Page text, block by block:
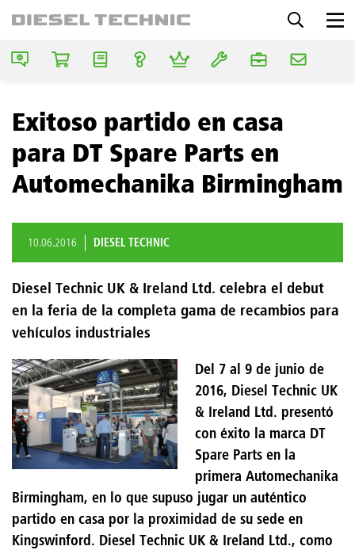
Exitoso partido en casa
para DT Spare Parts en
Automechanika Birmingham
10.06.2016 DIESEL TECHNIC
Diesel Technic UK & Ireland Ltd. celebra el debut
en la feria de la completa gama de recambios para
vehículos industriales
Del 7 al 9 de junio de
2016, Diesel Technic UK
& Ireland Ltd. presentó
con éxito la marca DT
Spare Parts en la
primera Automechanika
Birmingham, en lo que supuso jugar un auténtico
partido en casa por la proximidad de su sede en
Kingswinford. Diesel Technic UK & Ireland Ltd., como